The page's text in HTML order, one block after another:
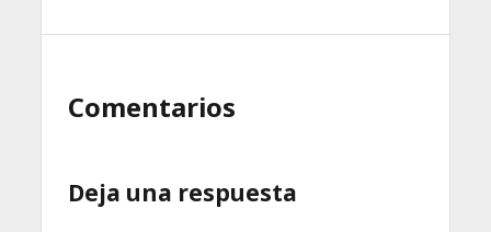
Comentarios
Deja una respuesta